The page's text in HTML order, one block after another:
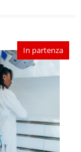
In partenza